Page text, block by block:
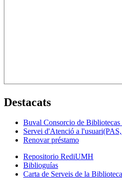
Destacats
Buval Consorcio de
Servei d'Atenció a
Renovar préstamo
Repositorio RediUMH
Biblioguías
Carta de Serveis de la Biblioteca